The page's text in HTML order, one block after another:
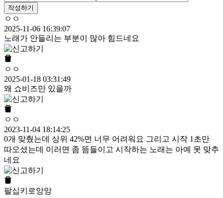
작성하기
ㅇㅇ
2025-11-06 16:39:07
노래가 안들리는 부분이 많아 힘드네요
ㅇㅇ
2025-01-18 03:31:49
왜 쇼비즈만 있을까
ㅇㅇ
2023-11-04 18:14:25
0개 맞췄는데 상위 42%면 너무 어려워요 그리고 시작 1초만
따오셨는데 이러면 좀 뜸들이고 시작하는 노래는 아예 못 맞추
네요
팔십키로앙앙